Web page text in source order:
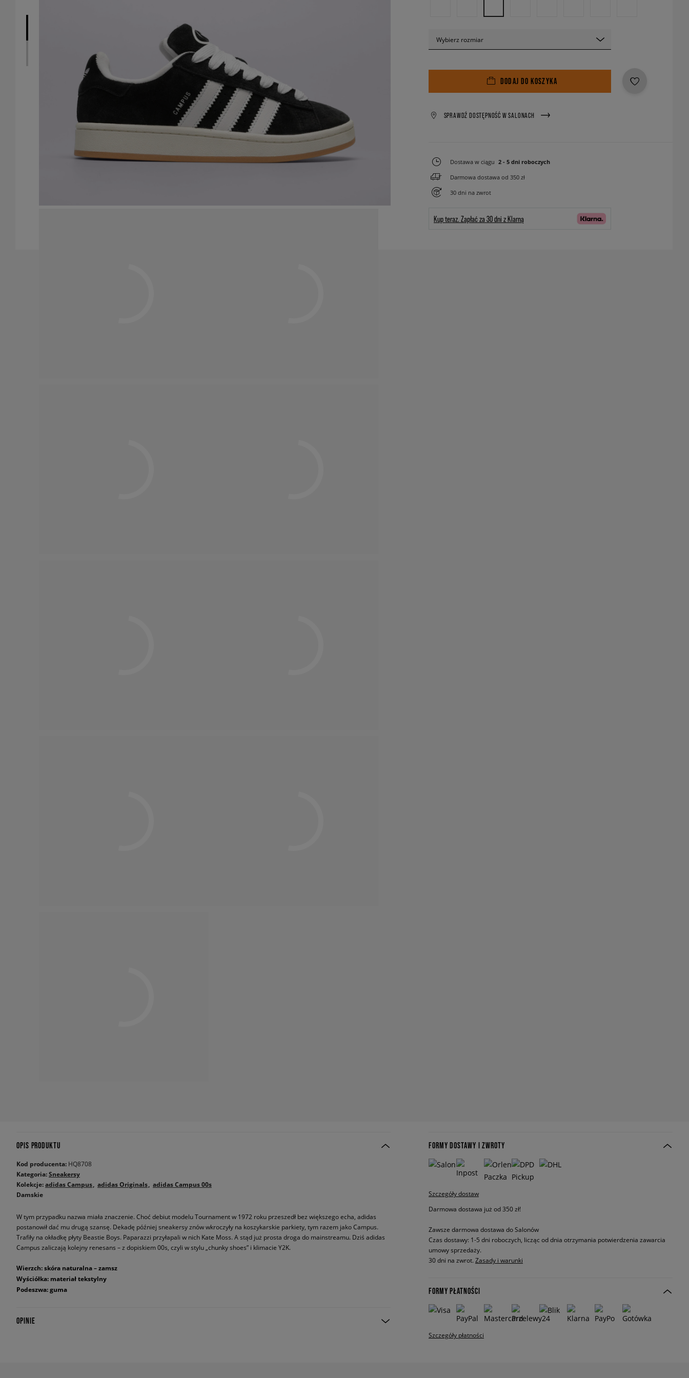
Wybierz rozmiar
DODAJ DO KOSZYKA
SPRAWDŹ DOSTĘPNOŚĆ W SALONACH
Dostawa w ciągu 2 - 5 dni roboczych
Darmowa dostawa od 350 zł
30 dni na zwrot
Kup teraz. Zapłać za 30 dni z Klarną
OPIS PRODUKTU
Kod producenta: HQ8708
Kategoria:Sneakersy
Kolekcje:adidas Campus adidas Originals adidas Campus 00s
Damskie
W tym przypadku nazwa miała znaczenie. Choć debiut modelu Tournament w 1972 roku przeszedł bez większego echa, adidas
postanowił dać mu drugą szansę. Dekadę później sneakersy znów wkroczyły na koszykarskie parkiety, tym razem jako Campus.
Trafiły na okładkę płyty Beastie Boys. Paparazzi przyłapali w nich Kate Moss. A stąd już prosta droga do mainstreamu. Dziś adidas
Campus zaliczają kolejny renesans – z dopiskiem 00s, czyli w stylu „chunky shoes” i klimacie Y2K.
Wierzch: skóra naturalna – zamsz
Wyściółka: materiał tekstylny
Podeszwa: guma
OPINIE
FORMY DOSTAWY I ZWROTY
Szczegóły dostaw
Darmowa dostawa już od 350 zł!
Zawsze darmowa dostawa do Salonów
Czas dostawy: 1-5 dni roboczych, licząc od dnia otrzymania potwierdzenia zawarcia
umowy sprzedaży.
30 dni na zwrot. Zasady i warunki
FORMY PŁATNOŚCI
Szczegóły płatności